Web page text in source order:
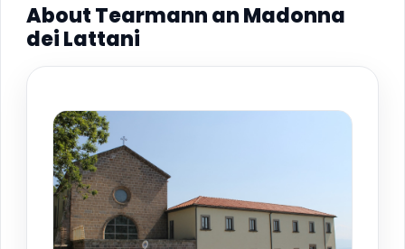
About Tearmann an Madonna
dei Lattani